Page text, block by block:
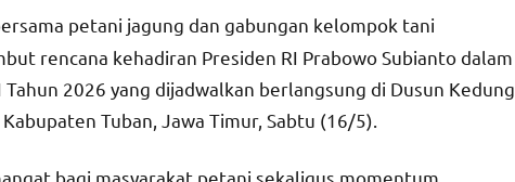
petani jagung dan gabungan kelompok tani
rencana kehadiran Presiden RI Prabowo Subianto dalam
2026 yang dijadwalkan berlangsung di Dusun Kedung
Tuban, Jawa Timur, Sabtu (16/5).